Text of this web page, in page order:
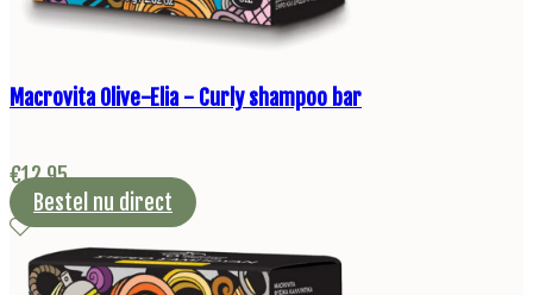
Macrovita Olive-Elia - Curly shampoo bar
€12,95
Bestel nu direct